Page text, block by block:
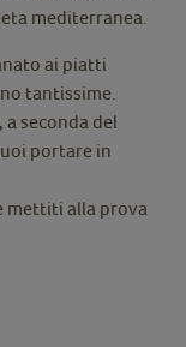
mediterranea.
ai piatti
tantissime.
seconda del
portare in
mettiti alla prova